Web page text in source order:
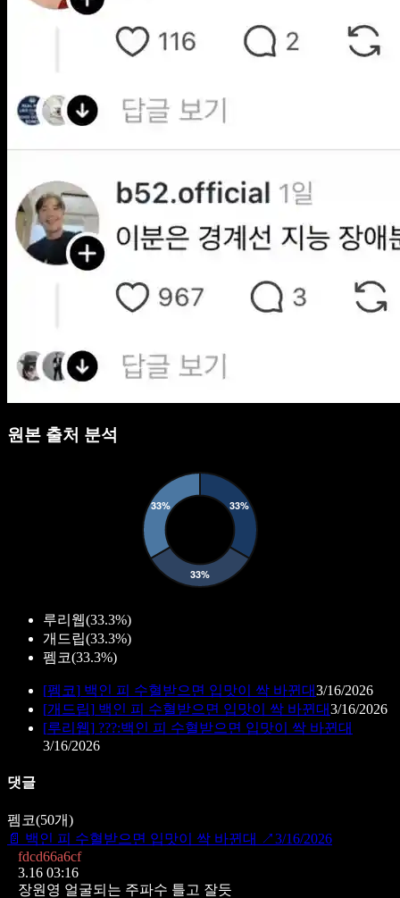
원본 출처 분석
루리웹(33.3%)
개드립(33.3%)
펨코(33.3%)
[펨코] 백인 피 수혈받으면 입맛이 싹 바뀐대3/16/2026
[개드립] 백인 피 수혈받으면 입맛이 싹 바뀐대3/16/2026
[루리웹] ???:백인 피 수혈받으면 입맛이 싹 바뀐대
3/16/2026
댓글
펨코(50개)
📄 백인 피 수혈받으면 입맛이 싹 바뀐대 ↗3/16/2026
fdcd66a6cf
3.16 03:16
장원영 얼굴되는 주파수 틀고 잘듯